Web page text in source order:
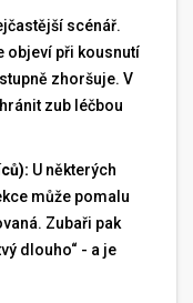
scénář.
objeví při kousnutí
zhoršuje. V
zub léčbou
U některých
může pomalu
Zubaři pak
dlouho“ - a je